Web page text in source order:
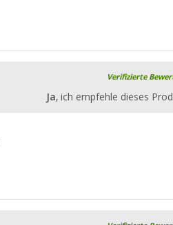
Verifizierte
Ja, ich empfehle dieses